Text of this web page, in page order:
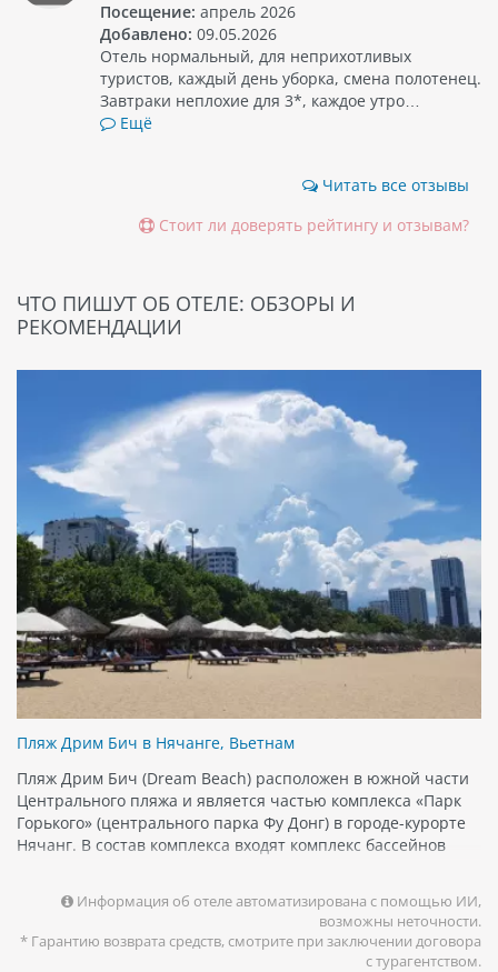
Посещение: апрель 2026
Добавлено: 09.05.2026
Отель нормальный, для неприхотливых
туристов, каждый день уборка, смена полотенец.
Завтраки неплохие для 3*, каждое утро…
Ещё
Читать все отзывы
Стоит ли доверять рейтингу и отзывам?
ЧТО ПИШУТ ОБ ОТЕЛЕ: ОБЗОРЫ И
РЕКОМЕНДАЦИИ
Пляж Дрим Бич в Нячанге, Вьетнам
Пляж Дрим Бич (Dream Beach) расположен в южной части
Центрального пляжа и является частью комплекса «Парк
Горького» (центрального парка Фу Донг) в городе-курорте
Нячанг. В состав комплекса входят комплекс бассейнов
кухни, клуб-ресторан Ponagar, новый ресторан Story…
Информация об отеле автоматизирована с помощью ИИ,
возможны неточности.
* Гарантию возврата средств, смотрите при заключении договора
с турагентством.